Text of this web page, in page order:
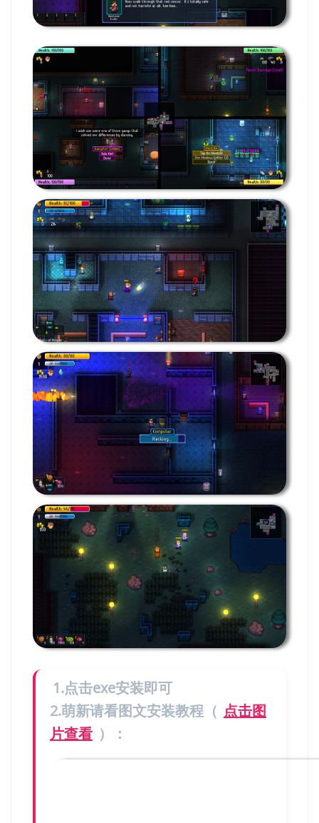
1.点击exe安装即可
2.萌新请看图文安装教程（ 点击图
片查看 ）：